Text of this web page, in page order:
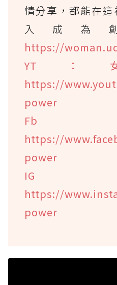
情分享，都能在
入成為
https://
YT：
https://
power
https://
power
https://
power